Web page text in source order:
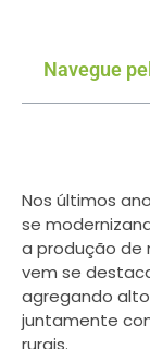
Navegue
Nos últimos
se
a produção de
vem se
agregando
juntamente
rurais.